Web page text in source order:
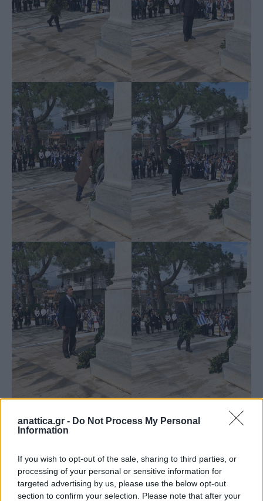
anattica.gr - Do Not Process My Personal
Information
If you wish to opt-out of the sale, sharing to third parties, or
processing of your personal or sensitive information for
targeted advertising by us, please use the below opt-out
section to confirm your selection. Please note that after your